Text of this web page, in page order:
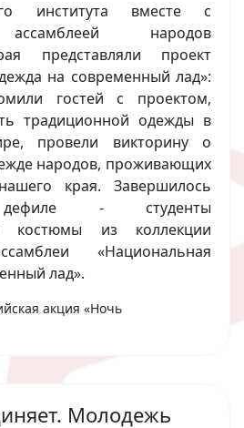
института вместе с
народов
представляли проект
на современный лад»:
гостей с проектом,
традиционной одежды в
провели викторину о
народов, проживающих
края. Завершилось
дефиле - студенты
костюмы из коллекции
«Национальная
лад».
акция «Ночь
Молодежь